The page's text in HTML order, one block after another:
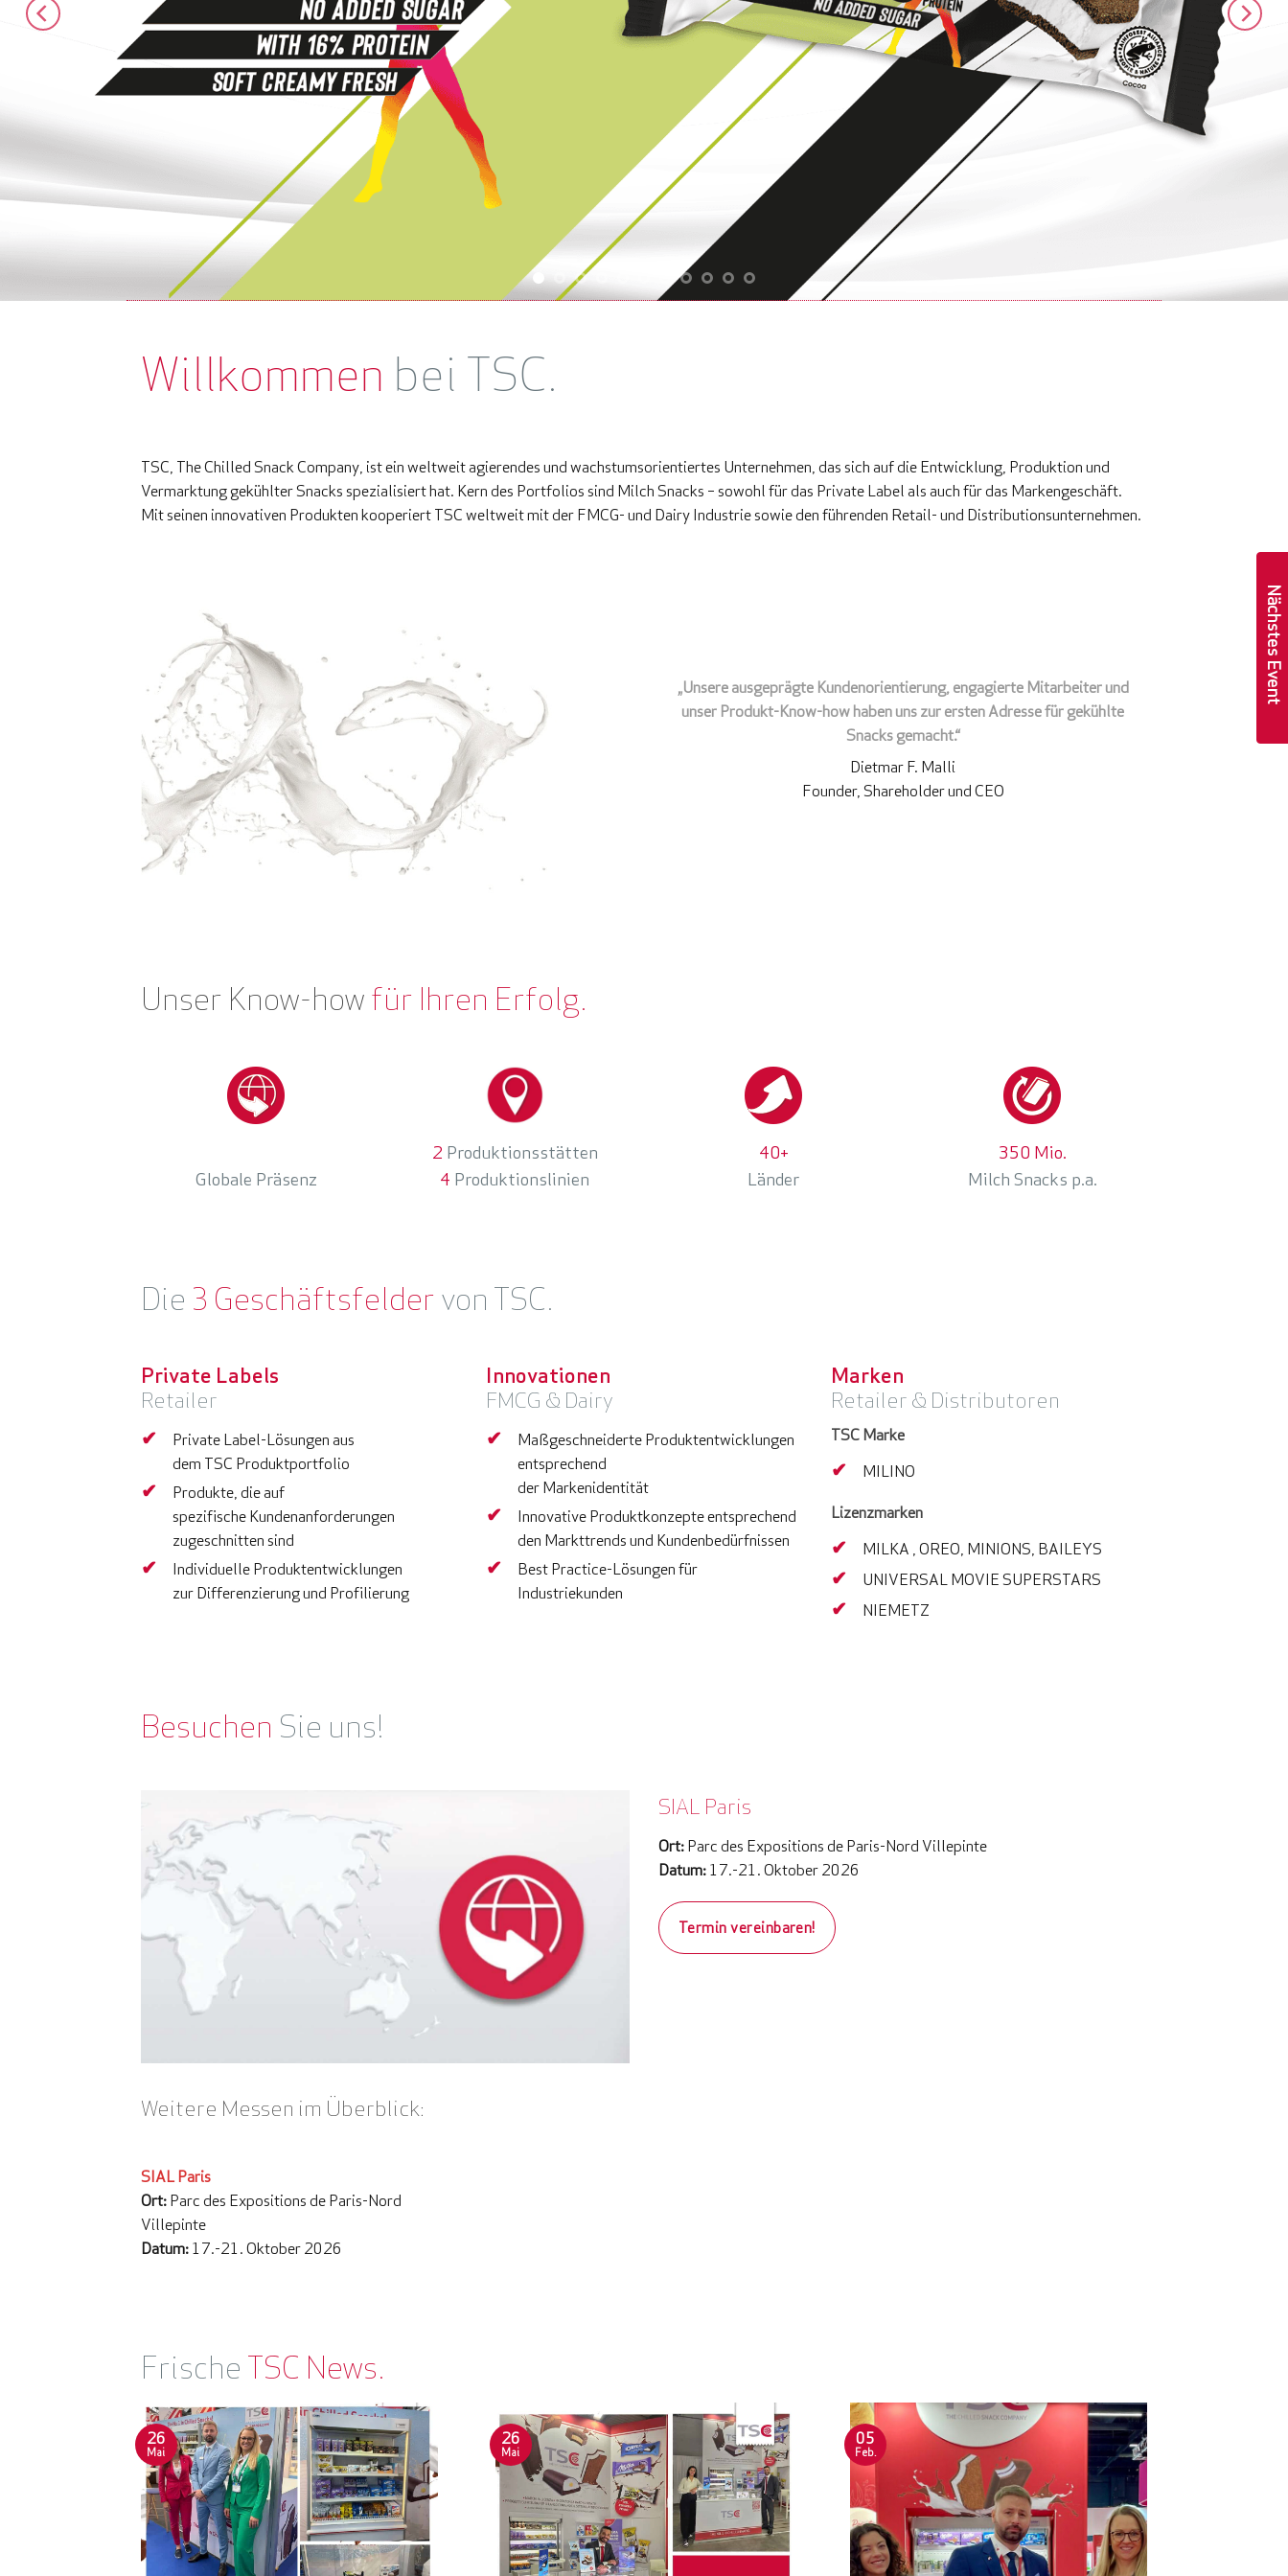
Willkommen bei TSC.
TSC, The Chilled Snack Company, ist ein weltweit agierendes und wachstumsorientiertes Unternehmen, das sich auf die Entwicklung, Produktion und
Vermarktung gekühlter Snacks spezialisiert hat. Kern des Portfolios sind Milch Snacks – sowohl für das Private Label als auch für das Markengeschäft.
Mit seinen innovativen Produkten kooperiert TSC weltweit mit der FMCG- und Dairy Industrie sowie den führenden Retail- und Distributionsunternehmen.
„Unsere ausgeprägte Kundenorientierung, engagierte Mitarbeiter und
unser Produkt-Know-how haben uns zur ersten Adresse für gekühlte
Snacks gemacht.“
Dietmar F. Malli
Founder, Shareholder und CEO
Unser Know-how für Ihren Erfolg.
Globale Präsenz
2 Produktionsstätten
4 Produktionslinien
40+
Länder
350 Mio.
Milch Snacks p.a.
Die 3 Geschäftsfelder von TSC.
Private Labels
Retailer
Private Label-Lösungen aus
dem TSC Produktportfolio
Produkte, die auf
spezifische Kundenanforderungen
zugeschnitten sind
Individuelle Produktentwicklungen
zur Differenzierung und Profilierung
Innovationen
FMCG & Dairy
Maßgeschneiderte Produktentwicklungen
entsprechend
der Markenidentität
Innovative Produktkonzepte entsprechend
den Markttrends und Kundenbedürfnissen
Best Practice-Lösungen für
Industriekunden
Marken
Retailer & Distributoren
TSC Marke
MILINO
Lizenzmarken
MILKA , OREO, MINIONS, BAILEYS
UNIVERSAL MOVIE SUPERSTARS
NIEMETZ
Besuchen Sie uns!
SIAL Paris
Ort: Parc des Expositions de Paris-Nord Villepinte
Datum: 17.-21. Oktober 2026
Termin vereinbaren!
Weitere Messen im Überblick:
SIAL Paris
Ort: Parc des Expositions de Paris-Nord
Villepinte
Datum: 17.-21. Oktober 2026
Frische TSC News.
26
Mai
26
Mai
05
Feb.
Nächstes Event